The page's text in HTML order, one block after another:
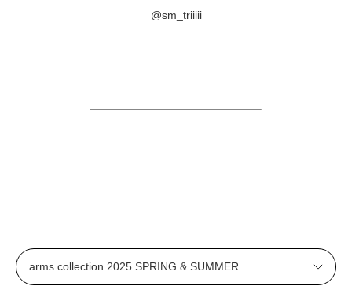
@sm_triiiii
———————————————–